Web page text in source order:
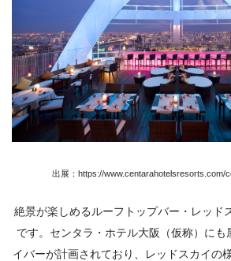
出展：https://www.centarahotelsresorts.com/
絶景が楽しめるルーフトップバー・レッド
です。センタラ・ホテル大阪（仮称）にも
イバーが計画されており、レッドスカイの